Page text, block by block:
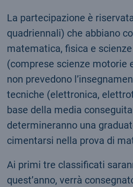
La partecipazione è
quadriennali) che abbiano
matematica, fisica e
(comprese scienze motorie
non prevedono
tecniche (elettronica,
base della media
determineranno una
cimentarsi nella prova di
Ai primi tre classificati
quest’anno, verrà